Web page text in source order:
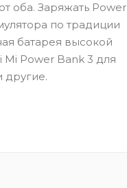
оба. Заряжать Power
по традиции
батарея высокой
Power Bank 3 для
другие.